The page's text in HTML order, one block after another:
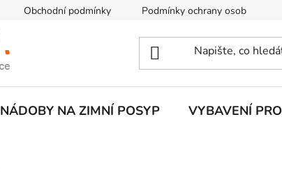
Obchodní podmínky Podmínky ochrany osobních
NÁDOBY NA ZIMNÍ POSYP VYBAVENÍ